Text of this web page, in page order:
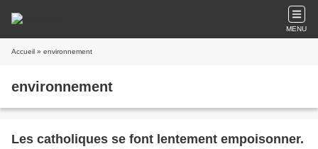
MENU
Accueil » environnement
environnement
Les catholiques se font lentement empoisonner.